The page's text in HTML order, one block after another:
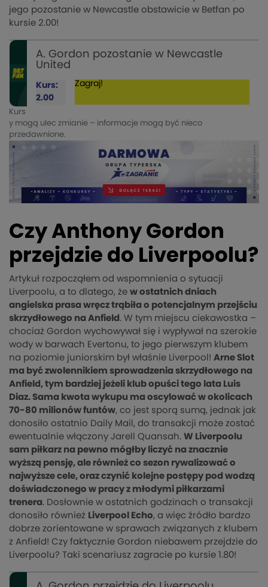
jego pozostanie w Newcastle obstawicie w Betfan po
kursie 2.00!
A. Gordon pozostanie w Newcastle
United
Kurs:
2.00
Zagraj!
Kurs
y mogą ulec zmianie – informacje mogą być nieco
przedawnione.
Czy Anthony Gordon
przejdzie do Liverpoolu?
Artykuł rozpocząłem od wspomnienia o sytuacji
Liverpoolu, a to dlatego, że w ostatnich dniach
angielska prasa wręcz trąbiła o potencjalnym przejściu
skrzydłowego na Anfield . W tym miejscu ciekawostka –
chociaż Gordon wychowywał się i wypływał na szerokie
wody w barwach Evertonu, to jego pierwszym klubem
na poziomie juniorskim był właśnie Liverpool! Arne Slot
ma być zwolennikiem sprowadzenia skrzydłowego na
Anfield, tym bardziej jeżeli klub opuści tego lata Luis
Diaz. Sama kwota wykupu ma oscylować w okolicach
70-80 milionów funtów, co jest sporą sumą, jednak jak
donosiło ostatnio Daily Mail, do transakcji może zostać
ewentualnie włączony Jarell Quansah. W Liverpoolu
sam piłkarz na pewno mógłby liczyć na znacznie
wyższą pensję, ale również co sezon rywalizować o
najwyższe cele, oraz czynić kolejne postępy pod wodzą
doświadczonego w pracy z młodymi piłkarzami
trenera. Dosłownie w ostatnich godzinach o transakcji
donosiło również Liverpool Echo, a więc źródło bardzo
dobrze zorientowane w sprawach związanych z klubem
z Anfield! Czy faktycznie Gordon niebawem przejdzie do
Liverpoolu? Taki scenariusz zagracie po kursie 1.80!